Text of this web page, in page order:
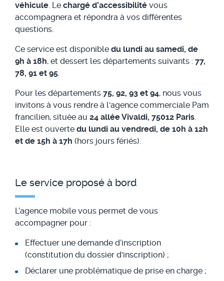
véhicule. Le chargé d’accessibilité vous
accompagnera et répondra à vos différentes
questions.
Ce service est disponible du lundi au samedi, de
9h à 18h, et dessert les départements suivants : 77,
78, 91 et 95.
Pour les départements 75, 92, 93 et 94, nous vous
invitons à vous rendre à l'agence commerciale Pam
francilien, située au 24 allée Vivaldi, 75012 Paris.
Elle est ouverte du lundi au vendredi, de 10h à 12h
et de 15h à 17h (hors jours fériés).
Le service proposé à bord
L’agence mobile vous permet de vous
accompagner pour :
Effectuer une demande d’inscription
(constitution du dossier d'inscription) ;
Déclarer une problématique de prise en charge ;